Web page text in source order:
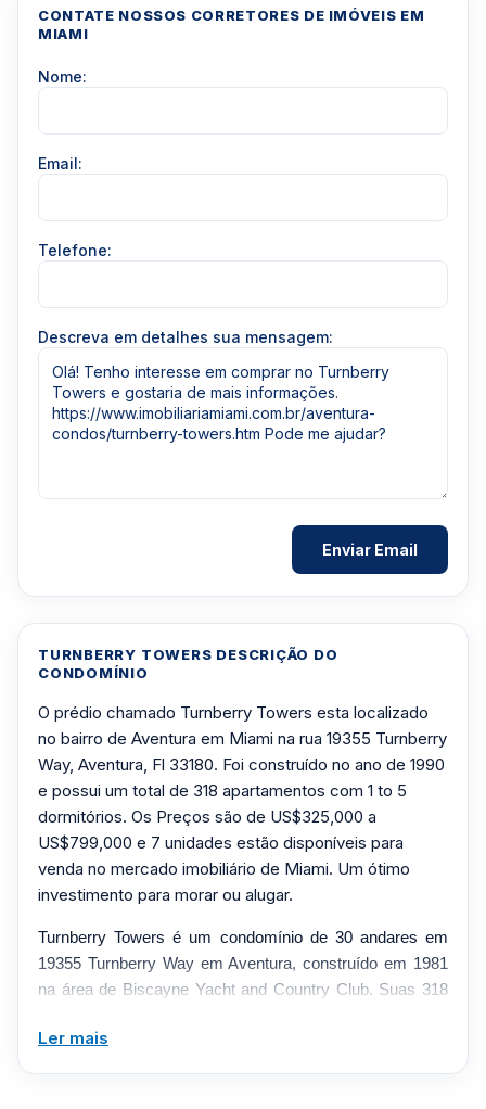
TURNBERRY TOWERS DESCRIÇÃO DO
CONDOMÍNIO
O prédio chamado Turnberry Towers esta localizado
no bairro de Aventura em Miami na rua 19355 Turnberry
Way, Aventura, Fl 33180. Foi construído no ano de 1990
e possui um total de 318 apartamentos com 1 to 5
dormitórios. Os Preços são de US$325,000 a
US$799,000 e 7 unidades estão disponíveis para
venda no mercado imobiliário de Miami. Um ótimo
investimento para morar ou alugar.
Turnberry Towers é um condomínio de 30 andares em
19355 Turnberry Way em Aventura, construído em 1981
na área de Biscayne Yacht and Country Club. Suas 318
vidro deslizantes do chão ao teto e grandes varandas que
Ler mais
CONTATE NOSSOS CORRETORES DE IMÓVEIS EM
MIAMI
Nome:
Email:
Telefone:
Descreva em detalhes sua mensagem: